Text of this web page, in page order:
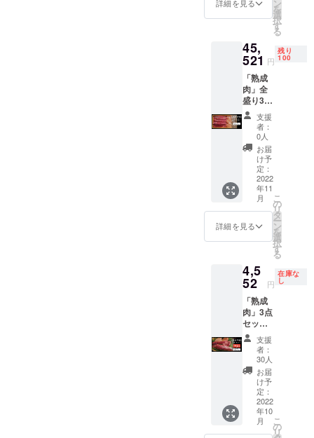
ギー表
示：
・賞味/
消費期
限：製
造日よ
り180日
・主原
料の原
産地：
国産
量：牛
肉/約
1.5kg、
1.5kg、
鶏肉/約
1.5kg
・保存
方法：
冷凍
−20℃
以下 ・
添加物
表示：
無 ・ア
レル
ギー表
示：
牛、
・賞味/
消費期
り180日
・主原
料の原
産地：
国産
は風味
にお召
し上が
さい ・
名称：
熟成肉3
点盛り
合わ
せ.CF
・原材
料名：
牛肉、
豚肉、
鶏肉 ・
内容
肉/約
1kg、豚
肉/約
1kg ・
保存方
法：冷
凍
−20℃
以下 ・
添加物
表示：
無 ・ア
レル
ギー表
示：
牛、
豚、鶏
を損な
うため
お早め
にお召
し上が
りくだ
さい ・
名称：
熟成肉3
点盛り
合わ
せ.CF
・原材
料名：
牛肉、
豚肉、
鶏肉 ・
1kg、豚
肉/約
肉/約
1kg ・
保存方
法：冷
凍
−20℃
以下 ・
添加物
表示：
無 ・ア
レル
ギー表
45,521
円］
F キャ
ンプ
ファイ
ヤー限
定早割
価格
15％OF
Fでの価
格30
セット
のみご
用意い
たしま
した。
5,828円
引きの
超お買
牛サガ
リ／約
1.5kg
・豚ヒ
レ／約
1.5kg
・鶏胸
肉／約
1.5kg ※
本製品
は冷凍
発送と
なりま
す。 ※
賞味期
詳細を見る ン
を
選
択
す
る
45,
521 円
残り
100
「熟成
肉」全
盛り3点
セッ
ト・超
スペ
シャル
盛り約
4.5kg（
10〜12
人分）
［一般
販売予
定価格
45,521
円］ ・
リ／約
1.5kg
・豚ヒ
レ／約
1.5kg
・鶏胸
肉／約
1.5kg ※
本製品
は冷凍
発送と
なりま
す。 ※
賞味期
限：製
支援
者：
0人
お届
け予
定：
2022
年11
月
詳細を見る
こ
の
リ
タ
ー
ン
を
選
択
す
る
4,5
52 円
在庫な
し
「熟成
肉」3点
セット
全盛り
約
1.5kg（
3〜5人
分）
［一般
販売予
定価格
15,174
円］
支援
者：
30人
お届
け予
定：
2022
年10
月
こ
の
リ